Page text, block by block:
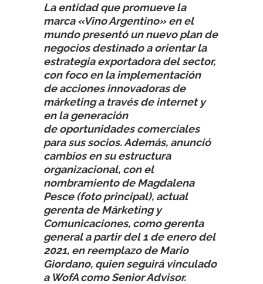
La entidad que promueve la
marca «Vino Argentino» en el
mundo presentó un nuevo plan de
negocios destinado a orientar la
estrategia exportadora del sector,
con foco en la implementación
de acciones innovadoras de
márketing a través de internet y
en la generación
de oportunidades comerciales
para sus socios. Además, anunció
cambios en su estructura
organizacional, con el
nombramiento de Magdalena
Pesce (foto principal), actual
gerenta de Márketing y
Comunicaciones, como gerenta
general a partir del 1 de enero del
2021, en reemplazo de Mario
Giordano, quien seguirá vinculado
a WofA como Senior Advisor.